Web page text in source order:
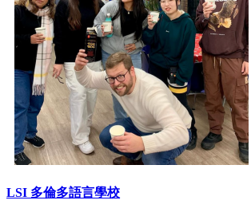
LSI 多倫多語言學校